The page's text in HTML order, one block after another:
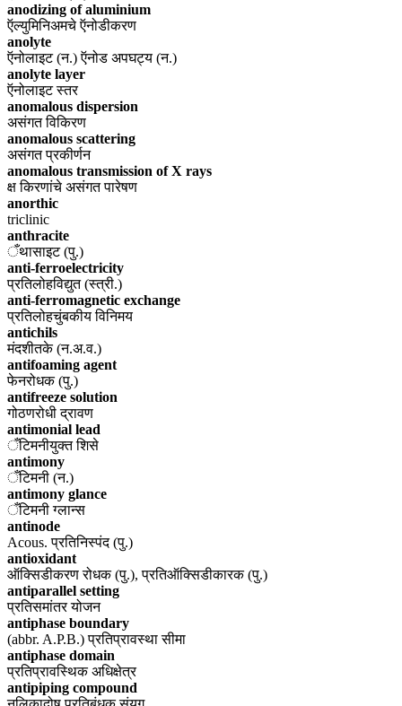
anodizing of aluminium
ऍल्युमिनिअमचे ऍनोडीकरण
anolyte
ऍनोलाइट (न.) ऍनोड अपघट्य (न.)
anolyte layer
ऍनोलाइट स्तर
anomalous dispersion
असंगत विकिरण
anomalous scattering
असंगत प्रकीर्णन
anomalous transmission of X rays
क्ष किरणांचे असंगत पारेषण
anorthic
triclinic
anthracite
ँथासाइट (पु.)
anti-ferroelectricity
प्रतिलोहविद्युत (स्त्री.)
anti-ferromagnetic exchange
प्रतिलोहचुंबकीय विनिमय
antichils
मंदशीतके (न.अ.व.)
antifoaming agent
फेनरोधक (पु.)
antifreeze solution
गोठणरोधी द्रावण
antimonial lead
ँटिमनीयुक्त शिसे
antimony
ँटिमनी (न.)
antimony glance
ँटिमनी ग्लान्स
antinode
Acous. प्रतिनिस्पंद (पु.)
antioxidant
ऑक्सिडीकरण रोधक (पु.), प्रतिऑक्सिडीकारक (पु.)
antiparallel setting
प्रतिसमांतर योजन
antiphase boundary
(abbr. A.P.B.) प्रतिप्रावस्था सीमा
antiphase domain
प्रतिप्रावस्थिक अधिक्षेत्र
antipiping compound